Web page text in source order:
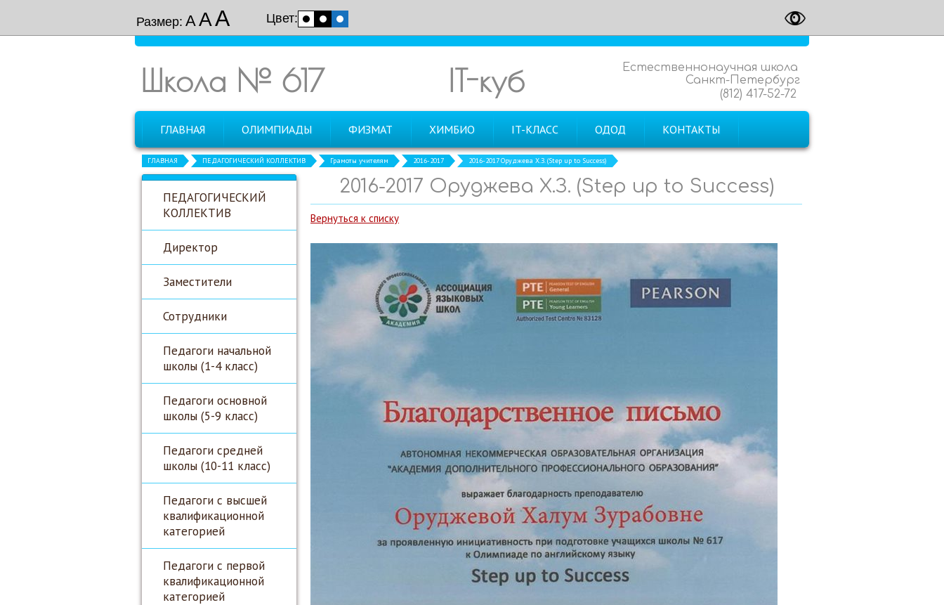
Размер: ААА Цвет:
Школа № 617
Естественнонаучная школа
Санкт-Петербург
(812) 417-52-72
IT-куб
ГЛАВНАЯ ОЛИМПИАДЫ ФИЗМАТ ХИМБИО IT-КЛАСС ОДОД КОНТАКТЫ
ГЛАВНАЯ ПЕДАГОГИЧЕСКИЙ КОЛЛЕКТИВ Грамоты учителям 2016-2017 2016-2017 Оруджева Х.З. (Step up to Success)
ПЕДАГОГИЧЕСКИЙ
КОЛЛЕКТИВ
Директор
Заместители
Сотрудники
Педагоги начальной
школы (1-4 класс)
Педагоги основной
школы (5-9 класс)
Педагоги средней
школы (10-11 класс)
Педагоги с высшей
квалификационной
категорией
Педагоги с первой
квалификационной
категорией
2016-2017 Оруджева Х.З. (Step up to Success)
Вернуться к списку